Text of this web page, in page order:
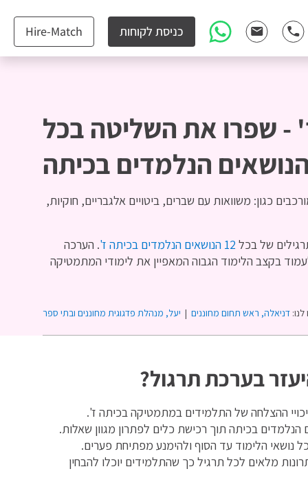
כניסת לקוחות Hire-Match
- שפרו את השליטה בכל
הנלמדים בכיתה
כגון: משוואות עם שברים, ביטויים אלגבריים, חוקיות,
של בכל 12 הנושאים הנלמדים בכיתה ז'
. הערכה
בקצב הלימוד הגבוה המאפיין את לימודי המתמטיקה
דניאלה, ראש תחום מחוננים | יעל, מנהלת פדגוגית מחוננים ובתי ספר
בערכת תרגול?
ההצלחה של התלמידים במתמטיקה בכיתה ז'.
בכיתה תוך רכישת כלים לפתרון מגוון שאלות.
נושאי הלימוד עד הסוף ולהימנע מפתיחת פערים.
מלאים לכל תרגיל כך שהתלמידים יוכלו להבחין